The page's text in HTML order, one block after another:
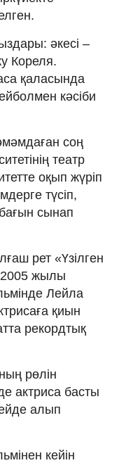
әкесі –
Кореля.
қаласында
кәсіби
соң
театр
оқып жүріп
түсіп,
сынап
рет «Үзілген
2005 жылы
Лейла
қиын
рекордтық
рөлін
актриса басты
алып
кейін